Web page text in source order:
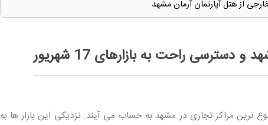
از هتل آپارتمان آرمان مشهد
راحت به بازارهای 17 شهریور
ترین مراکز تجاری در مشهد به حساب می آیند. نزدیکی این بازار ها به